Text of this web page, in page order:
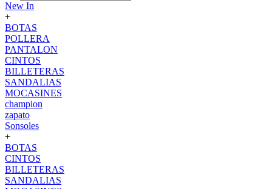
New In
+
BOTAS
POLLERA
PANTALON
CINTOS
BILLETERAS
SANDALIAS
MOCASINES
champion
zapato
Sonsoles
+
BOTAS
CINTOS
BILLETERAS
SANDALIAS